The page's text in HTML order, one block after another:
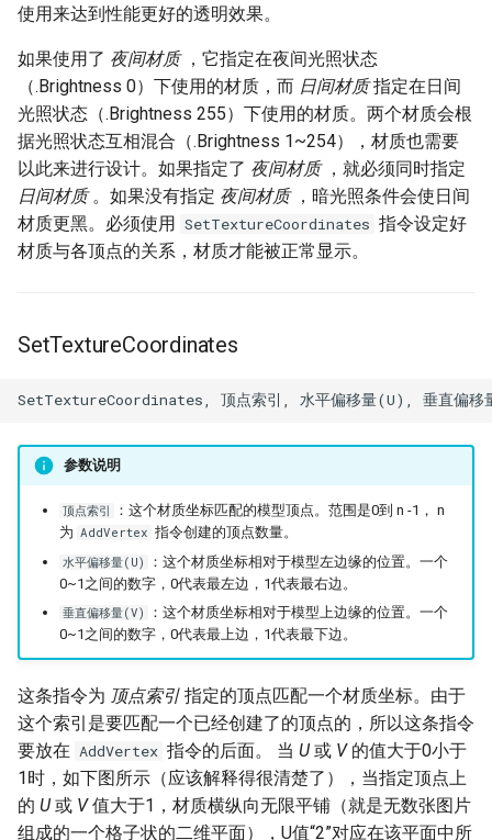
使用来达到性能更好的透明效果。
如果使用了 夜间材质，它指定在夜间光照状态
（.Brightness 0）下使用的材质，而 日间材质指定在日间
光照状态（.Brightness 255）下使用的材质。两个材质会根
据光照状态互相混合（.Brightness 1~254），材质也需要
以此来进行设计。如果指定了 夜间材质，就必须同时指定
日间材质。如果没有指定 夜间材质，暗光照条件会使日间
材质更黑。必须使用 SetTextureCoordinates 指令设定好
材质与各顶点的关系，材质才能被正常显示。
SetTextureCoordinates
参数说明
顶点索引
：这个材质坐标匹配的模型顶点。范围是0到 n -1， n
为 AddVertex 指令创建的顶点数量。
水平偏移量(U)
：这个材质坐标相对于模型左边缘的位置。一个
0~1之间的数字，0代表最左边，1代表最右边。
垂直偏移量(V)
：这个材质坐标相对于模型上边缘的位置。一个
0~1之间的数字，0代表最上边，1代表最下边。
这条指令为 顶点索引 指定的顶点匹配一个材质坐标。由于
这个索引是要匹配一个已经创建了的顶点的，所以这条指令
要放在 AddVertex 指令的后面。 当 U或 V的值大于0小于
1时，如下图所示（应该解释得很清楚了），当指定顶点上
的 U或 V值大于1，材质横纵向无限平铺（就是无数张图片
组成的一个格子状的二维平面），U值“2”对应在该平面中所